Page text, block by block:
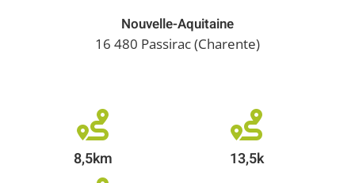
8,5km
Nouvelle-Aquitaine
16 480 Passirac (Charente)